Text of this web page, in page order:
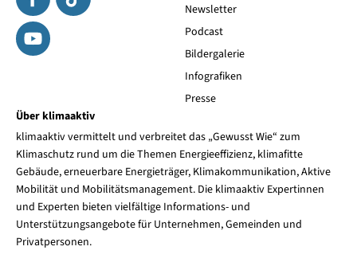
Newsletter
Podcast
Bildergalerie
Infografiken
Presse
Über klimaaktiv
klimaaktiv vermittelt und verbreitet das „Gewusst Wie“ zum
Klimaschutz rund um die Themen Energieeffizienz, klimafitte
Gebäude, erneuerbare Energieträger, Klimakommunikation, Aktive
Mobilität und Mobilitätsmanagement. Die klimaaktiv Expertinnen
und Experten bieten vielfältige Informations- und
Unterstützungsangebote für Unternehmen, Gemeinden und
Privatpersonen.